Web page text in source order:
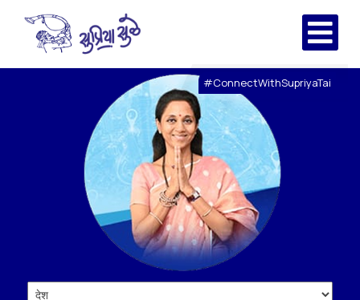
#ConnectWithSupriyaTai